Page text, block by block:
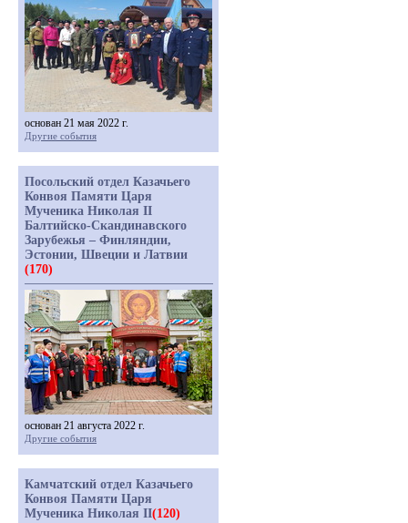
основан 21 мая 2022 г.
Другие события
Посольский отдел Казачьего
Конвоя Памяти Царя
Мученика Николая II
Балтийско-Скандинавского
Зарубежья – Финляндии,
Эстонии, Швеции и Латвии
(170)
основан 21 августа 2022 г.
Другие события
Камчатский отдел Казачьего
Конвоя Памяти Царя
Мученика Николая II(120)